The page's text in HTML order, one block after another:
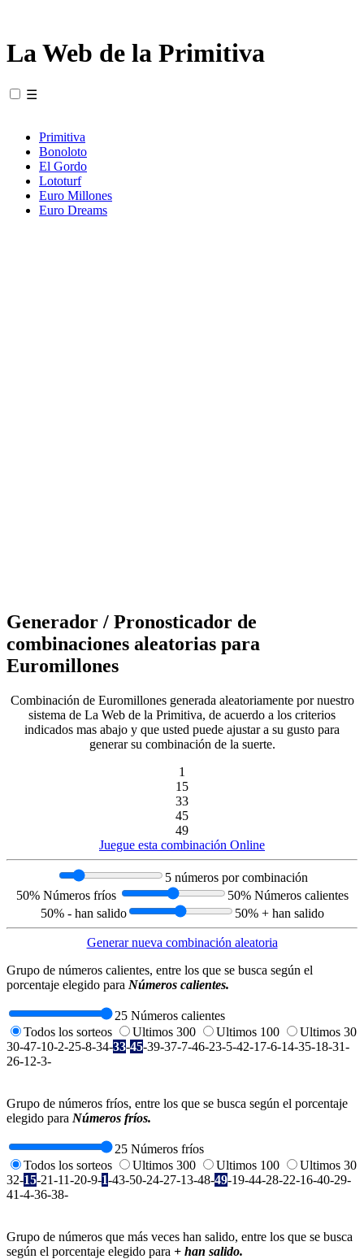
La Web de la Primitiva
☰
Primitiva
Bonoloto
El Gordo
Lototurf
Euro Millones
Euro Dreams
Generador / Pronosticador de
combinaciones aleatorias para
Euromillones
Combinación de Euromillones generada aleatoriamente por nuestro
sistema de La Web de la Primitiva, de acuerdo a los criterios
indicados mas abajo y que usted puede ajustar a su gusto para
generar su combinación de la suerte.
1
15
33
45
49
Juegue esta combinación Online
5 números por combinación
50% Números fríos
50% Números calientes
50% - han salido
50% + han salido
Generar nueva combinación aleatoria
Grupo de números calientes, entre los que se busca según el
porcentaje elegido para Números calientes.
25 Números calientes
Todos los sorteos
Ultimos 300 Ultimos 100
Ultimos 30
30-47-10-2-25-8-34-33-45-39-37-7-46-23-5-42-17-6-14-35-18-31-
26-12-3-
Grupo de números fríos, entre los que se busca según el porcentaje
elegido para Números fríos.
25 Números fríos
Todos los sorteos
Ultimos 300 Ultimos 100
Ultimos 30
32-15-21-11-20-9-1-43-50-24-27-13-48-49-19-44-28-22-16-40-29-
41-4-36-38-
Grupo de números que más veces han salido, entre los que se busca
según el porcentaje elegido para + han salido.